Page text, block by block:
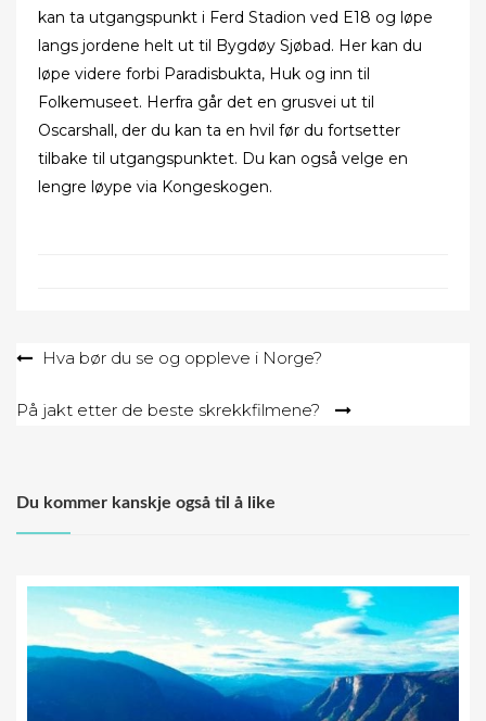
kan ta utgangspunkt i Ferd Stadion ved E18 og løpe
langs jordene helt ut til Bygdøy Sjøbad. Her kan du
løpe videre forbi Paradisbukta, Huk og inn til
Folkemuseet. Herfra går det en grusvei ut til
Oscarshall, der du kan ta en hvil før du fortsetter
tilbake til utgangspunktet. Du kan også velge en
lengre løype via Kongeskogen.
PostHva bør du se og oppleve i Norge?
På jakt etter de beste skrekkfilmene?
Du kommer kanskje også til å like